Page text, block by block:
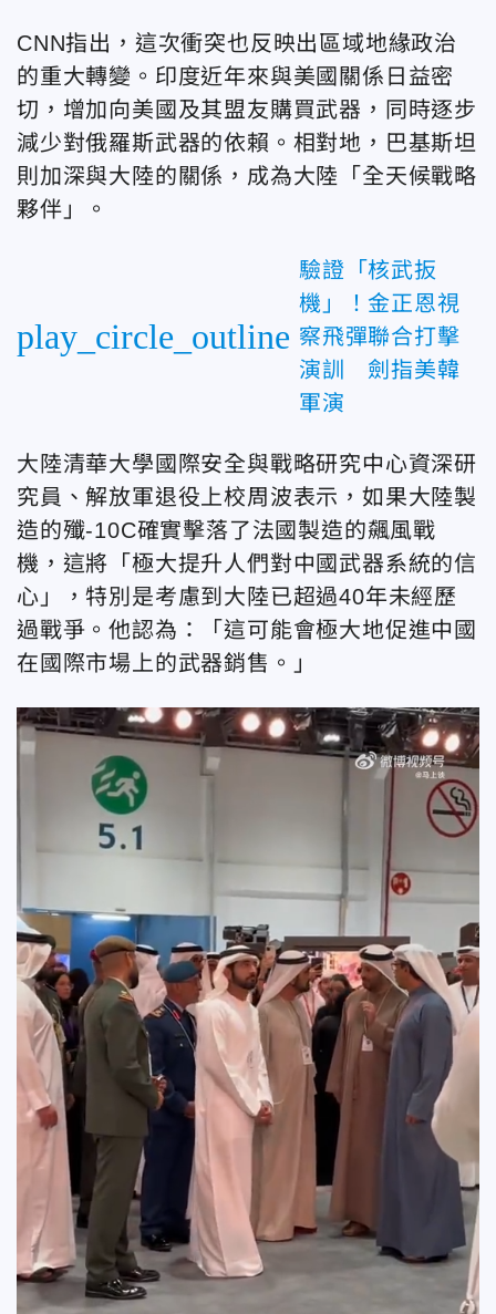
CNN指出，這次衝突也反映出區域地緣政治
的重大轉變。印度近年來與美國關係日益密
切，增加向美國及其盟友購買武器，同時逐步
減少對俄羅斯武器的依賴。相對地，巴基斯坦
則加深與大陸的關係，成為大陸「全天候戰略
夥伴」。
play_circle_outline
驗證「核武扳
機」！金正恩視
察飛彈聯合打擊
演訓 劍指美韓
軍演
大陸清華大學國際安全與戰略研究中心資深研
究員、解放軍退役上校周波表示，如果大陸製
造的殲-10C確實擊落了法國製造的飆風戰
機，這將「極大提升人們對中國武器系統的信
心」，特別是考慮到大陸已超過40年未經歷
過戰爭。他認為： 「這可能會極大地促進中國
在國際市場上的武器銷售。 」